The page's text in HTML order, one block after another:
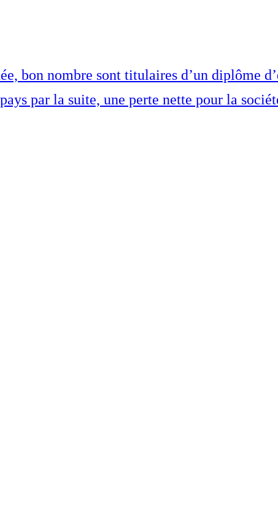
bon nombre sont titulaires d’un diplôme
par la suite, une perte nette pour la